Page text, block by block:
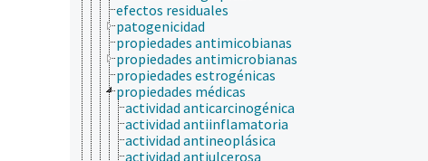
efectos residuales
patogenicidad
propiedades antimicobianas
propiedades antimicrobianas
propiedades estrogénicas
propiedades médicas
actividad anticarcinogénica
actividad antiinflamatoria
actividad antineoplásica
actividad antiulcerosa